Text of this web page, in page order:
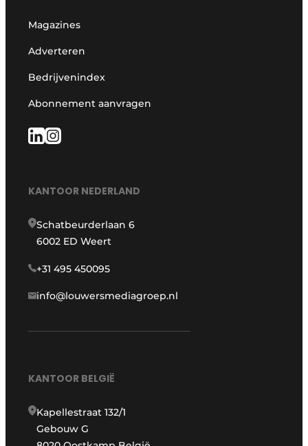
Magazines
Adverteren
Bedrijvenindex
Abonnement aanvragen
KANTOOR NEDERLAND
Schatbeurderlaan 6
6002 ED Weert
+31 495 450095
info@louwersmediagroep.nl
KANTOOR BELGIË
Kapellestraat 132/1
Gebouw G